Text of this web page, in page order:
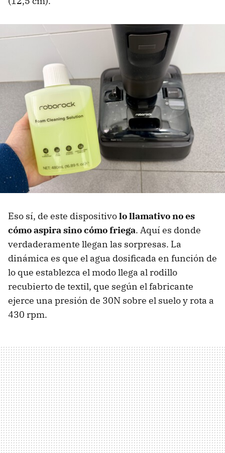
Eso sí, de este dispositivolo llamativono es
cómo aspira sino cómo friega. Aquí es donde
verdaderamente llegan las sorpresas. La
dinámica es que el agua dosificada en función de
lo que establezca el modo llega al rodillo
recubierto de textil, que según el fabricante
ejerce una presión de 30N sobre el suelo y rota a
430 rpm.